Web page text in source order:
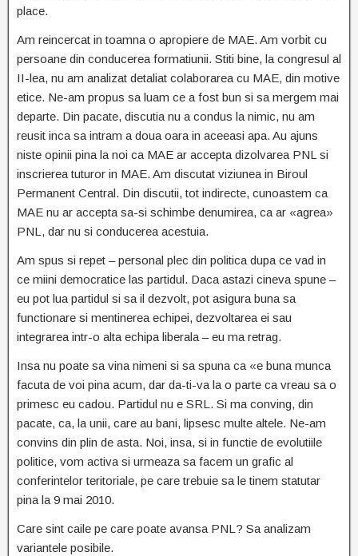
place.
Am reincercat in toamna o apropiere de MAE. Am vorbit cu
persoane din conducerea formatiunii. Stiti bine, la congresul al
II-lea, nu am analizat detaliat colaborarea cu MAE, din motive
etice. Ne-am propus sa luam ce a fost bun si sa mergem mai
departe. Din pacate, discutia nu a condus la nimic, nu am
reusit inca sa intram a doua oara in aceeasi apa. Au ajuns
niste opinii pina la noi ca MAE ar accepta dizolvarea PNL si
inscrierea tuturor in MAE. Am discutat viziunea in Biroul
Permanent Central. Din discutii, tot indirecte, cunoastem ca
MAE nu ar accepta sa-si schimbe denumirea, ca ar «agrea»
PNL, dar nu si conducerea acestuia.
Am spus si repet – personal plec din politica dupa ce vad in
ce miini democratice las partidul. Daca astazi cineva spune –
eu pot lua partidul si sa il dezvolt, pot asigura buna sa
functionare si mentinerea echipei, dezvoltarea ei sau
integrarea intr-o alta echipa liberala – eu ma retrag.
Insa nu poate sa vina nimeni si sa spuna ca «e buna munca
facuta de voi pina acum, dar da-ti-va la o parte ca vreau sa o
primesc eu cadou. Partidul nu e SRL. Si ma conving, din
pacate, ca, la unii, care au bani, lipsesc multe altele. Ne-am
convins din plin de asta. Noi, insa, si in functie de evolutiile
politice, vom activa si urmeaza sa facem un grafic al
conferintelor teritoriale, pe care trebuie sa le tinem statutar
pina la 9 mai 2010.
Care sint caile pe care poate avansa PNL? Sa analizam
variantele posibile.